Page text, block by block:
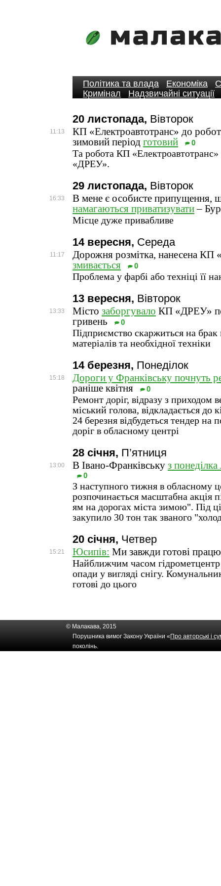
Політика та влада Економіка
Кримінал
Надзвичайні ситуації
20 листопада, Вівторок
11:13
КП «Електроавтотранс» до
зимовий період готовий 0
Та робота КП
«ДРЕУ».
29 листопада, Вівторок
16:33
В мене є особисте припущення,
намагаються приватизувати–
Місце дуже привабливе
14 вересня, Середа
11:17
Дорожня розмітка, нанесена
змивається
0
Проблема у фарбі або техніці її
13 вересня, Вівторок
13:33 Місто заборгувало КП «ДРЕУ»
гривень
0
Підприємство скаржиться на
матеріалів та необхідної техніки
14 березня, Понеділок
15:18
Дороги у Франківську почнуть
раніше квітня
0
Ремонт доріг, відразу з приходом
міський голова, відкладається до
24 березня відбудеться тендер на
доріг в обласному центрі
28 січня, П’ятниця
13:00 В Івано-Франківську з
0
З наступного тижня в обласному
розпочинається масштабна акція
ям на дорогах міста зимою". Під
закупило 30 тон так званого
20 січня, Четвер
15:21 Юсипів: Ми завжди готові
Найближчим часом гідрометцентр
опади у вигляді снігу.
готові до цього
© Малакава, 2015
Порушника вимог Закону України « Про авторські і
поколінь.